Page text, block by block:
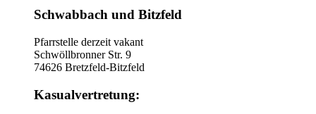
Schwabbach und Bitzfeld
Pfarrstelle derzeit vakant
Schwöllbronner Str. 9
74626 Bretzfeld-Bitzfeld
Kasualvertretung: